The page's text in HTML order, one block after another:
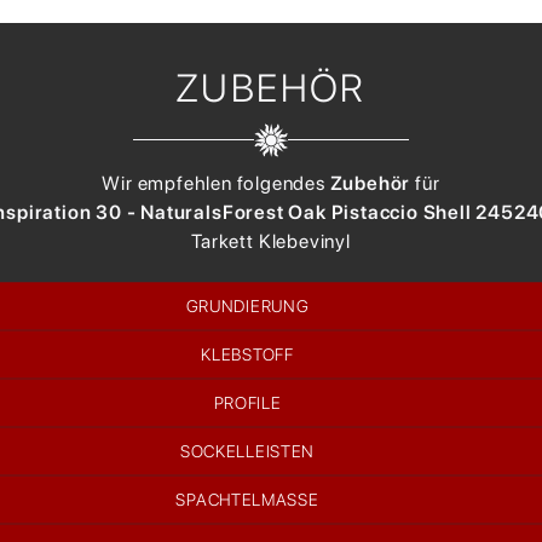
ZUBEHÖR
Wir empfehlen folgendes Zubehör für
30 - NaturalsForest Oak Pistaccio Shell
Tarkett Klebevinyl
GRUNDIERUNG
KLEBSTOFF
PROFILE
SOCKELLEISTEN
SPACHTELMASSE